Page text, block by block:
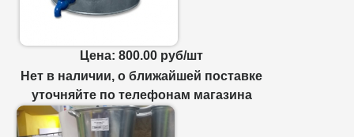
Цена: 800.00 руб/шт
Нет в наличии, о ближайшей поставке
уточняйте по телефонам магазина